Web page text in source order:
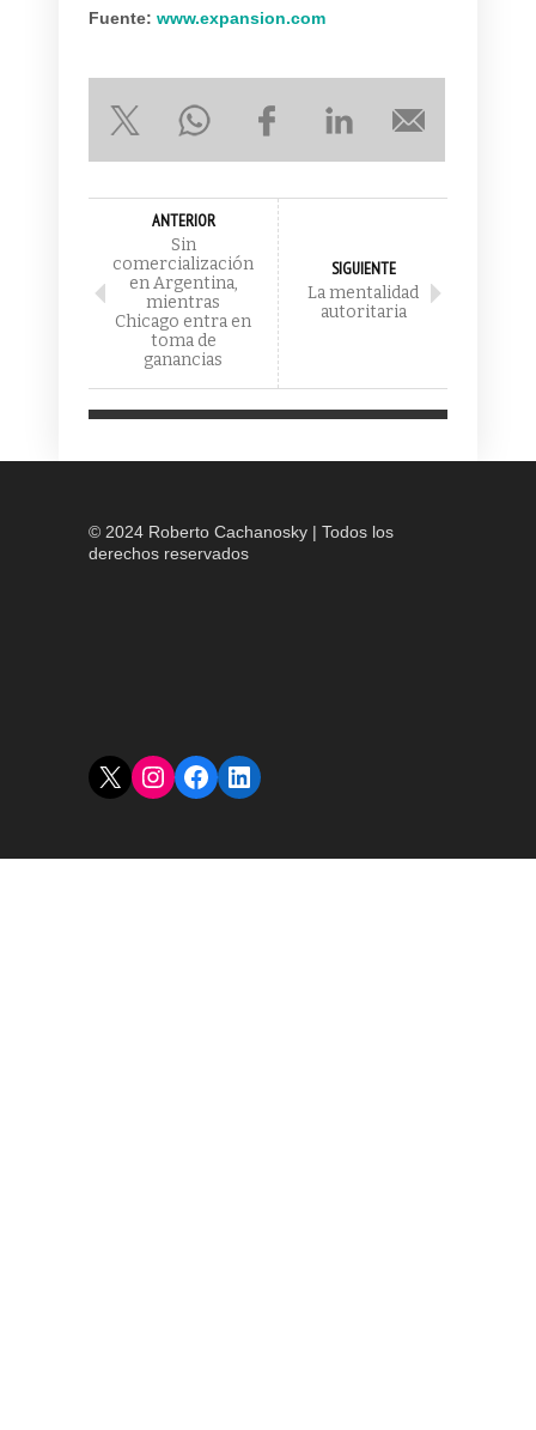
Fuente: www.expansion.com
ANTERIOR
Sin
comercialización
en Argentina,
mientras
Chicago entra en
toma de
ganancias
SIGUIENTE
La mentalidad
autoritaria
© 2024 Roberto Cachanosky | Todos los
derechos reservados
X Instagram
Facebook
LinkedIn